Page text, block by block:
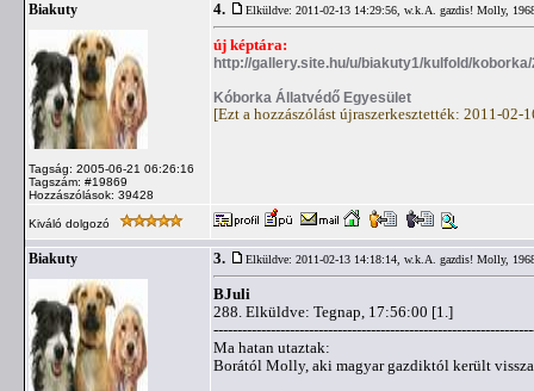
Biakuty
Tagság: 2005-06-21 06:26:16
Tagszám: #19869
Hozzászólások: 39428
4. Elküldve: 2011-02-13 14:29:56, w.k.A. gazdis! Molly,
új képtára:
http://gallery.site.hu/u/biakuty1/kulfold/koborka/
Kóborka Állatvédő Egyesület
[Ezt a hozzászólást újraszerkesztették: 2011-02-
Kiváló dolgozó
Biakuty 3. Elküldve: 2011-02-13 14:18:14, w.k.A. gazdis! Molly,
BJuli
288. Elküldve: Tegnap, 17:56:00 [1.]
Ma hatan utaztak:
Borától Molly, aki magyar gazdiktól került